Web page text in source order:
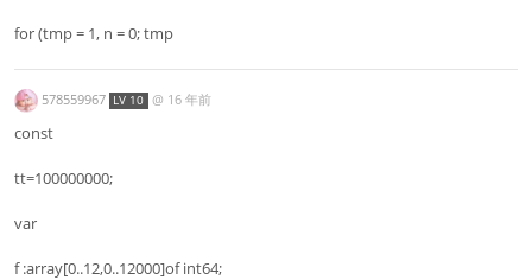
for (tmp = 1, n = 0; tmp
578559967 LV 10 @ 16 年前
const
tt=100000000;
var
f :array[0..12,0..12000]of int64;